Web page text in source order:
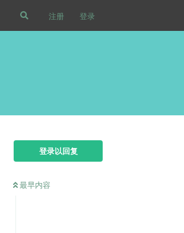
注册 登录
登录以回复
最早内容